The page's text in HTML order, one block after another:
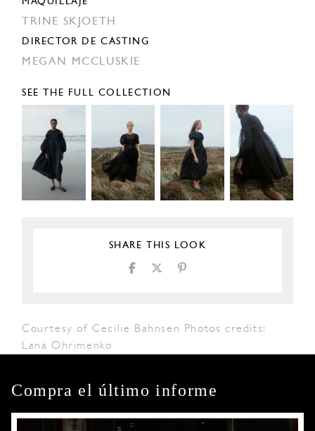
TRINE SKJOETH
DIRECTOR DE CASTING
MEGAN MCCLUSKIE
SEE THE FULL COLLECTION
SHARE THIS LOOK
Courtesy of Cecilie Bahnsen Photos credits:
Lana Ohrimenko
Compra el último informe